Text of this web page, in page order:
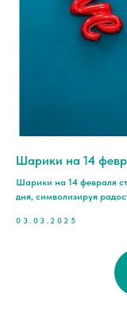
Шарики на 14
Шарики на 14 февраля
дня, символизируя
03.03.2025